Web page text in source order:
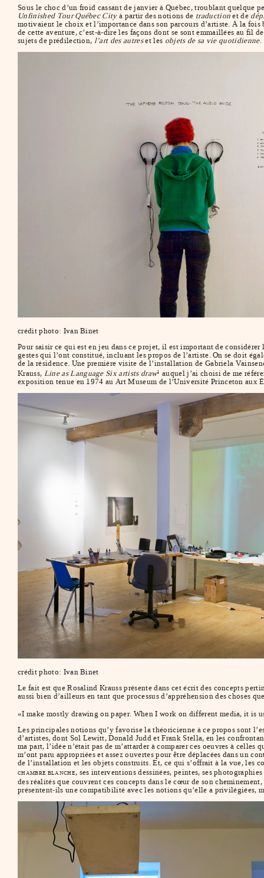
Sous le choc d’un froid cassant de janvier à Québec, troublant quelque
Unfinished Tour Québec Cityà partir des notions de traduction et de
motivaient le choix et l’importance dans son parcours d’artiste. À la
de cette aventure, c’est-à-dire les façons dont se sont emmaillées au
sujets de prédilection,
l’art des autreset les objets de sa vie quotidienne.
crédit photo: Ivan Binet
Pour saisir ce qui est en jeu dans ce projet, il est important de
gestes qui l’ont constitué, incluant les propos de l’artiste. On se doit
de la résidence. Une première visite de l’installation de Gabriela
Krauss, Line as Language Six artists draw1
auquel j’ai choisi de me
exposition tenue en 1974 au Art Museum de l’Université Princeton aux
crédit photo: Ivan Binet
Le fait est que Rosalind Krauss présente dans cet écrit des concepts
aussi bien d’ailleurs en tant que processus d’appréhension des choses
«I make mostly drawing on paper. When I work on different media, it
Les principales notions qu’y favorise la théoricienne à ce propos sont
d’artistes, dont Sol Lewitt, Donald Judd et Frank Stella, en les
ma part, l’idée n’était pas de m’attarder à comparer ces oeuvres à
m’ont paru appropriées et assez ouvertes pour être déplacées dans un
de l’installation et les objets construits. Et, ce qui s’offrait à la vue, les
CHAMBRE BLANCHE, ses interventions dessinées, peintes, ses
des réalités que couvrent ces concepts dans le cœur de son
présentent-ils une compatibilité avec les notions qu’elle a privilégiées,